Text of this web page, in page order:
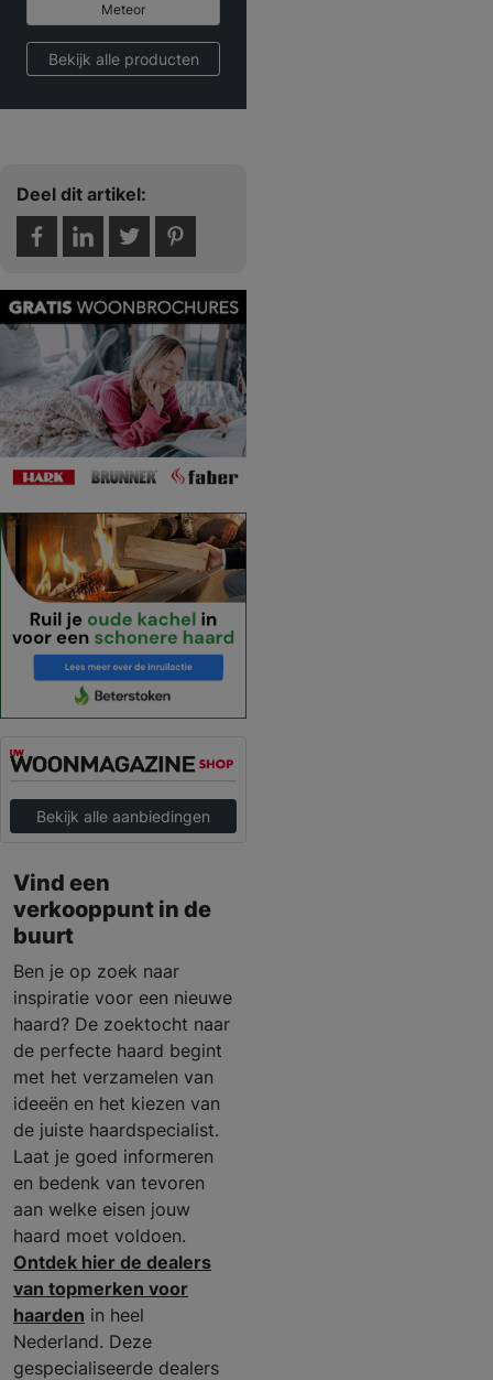
Meteor
Bekijk alle producten
Deel dit artikel:
Bekijk alle aanbiedingen
Vind een
verkooppunt in de
buurt
Ben je op zoek naar
inspiratie voor een nieuwe
haard? De zoektocht naar
de perfecte haard begint
met het verzamelen van
ideeën en het kiezen van
de juiste haardspecialist.
Laat je goed informeren
en bedenk van tevoren
aan welke eisen jouw
haard moet voldoen.
Ontdek hier de dealers
van topmerken voor
haarden in heel
Nederland. Deze
gespecialiseerde dealers